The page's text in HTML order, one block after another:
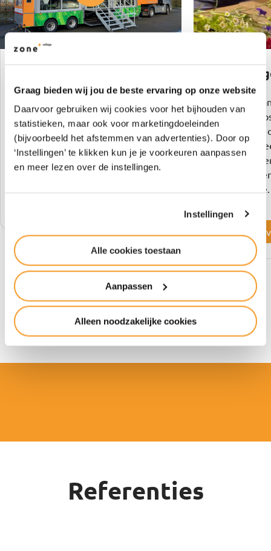
Graag bieden wij jou de beste ervaring op onze website
Daarvoor gebruiken wij cookies voor het bijhouden van
statistieken, maar ook voor marketingdoeleinden
(bijvoorbeeld het afstemmen van advertenties). Door op
‘Instellingen’ te klikken kun je je voorkeuren aanpassen
en meer lezen over de instellingen.
Instellingen
Alle cookies toestaan
Aanpassen
Alleen noodzakelijke cookies
(GMEC) is het rijdende leslokaal
van Zone.college met innovatieve
leermiddelen zoals VR-brillen,
simulatoren en 3D-lesmateriaal.
Meester-
Studenten
in de praktijk
werken met
In de video
werken
gezelprincipe.
Bekijk de
Referenties